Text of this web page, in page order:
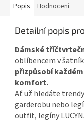
Popis Hodnocení
Detailní popis
Dámské
oblíbencem v
přizpůsobí
komfort.
Ať už hledáte
garderobu nebo
outfit, legíny